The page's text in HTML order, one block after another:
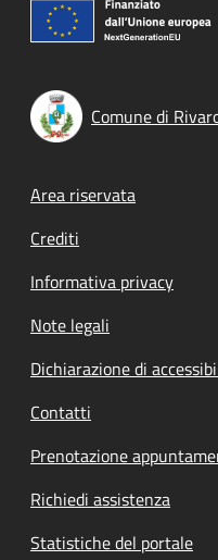
Comune di
Footer menu
Area riservata
Crediti
Informativa privacy
Note legali
Dichiarazione di
Contatti
Prenotazione
Richiedi assistenza
Statistiche del portale